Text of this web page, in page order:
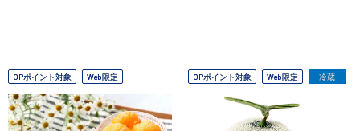
OPポイント対象 Web限定 OPポイント対象 Web限定 冷蔵